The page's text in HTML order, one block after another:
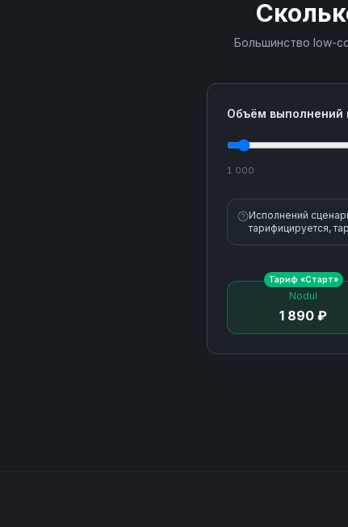
Большинство low-
Объём выполнений
1 000
Исполнений
тарифицируется,
Nodul
1 890 ₽
Тариф «Старт»